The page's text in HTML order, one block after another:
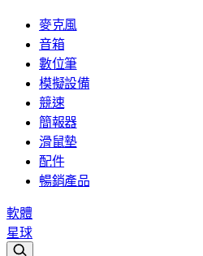
麥克風
音箱
數位筆
模擬設備
競速
簡報器
滑鼠墊
配件
暢銷產品
軟體
星球